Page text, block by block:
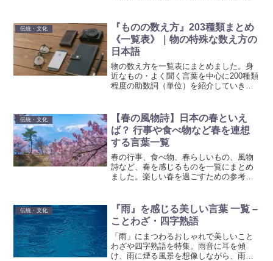
伝統・文化
『ものの数え方』203種類まとめ
《一覧表》｜物の特殊な数え方の
日本語
物の数え方を一覧表にまとめました。身
近なもの・よく聞く言葉を中心に200種類
程度の助数詞（単位）を紹介していきま
（じょすうし）と言います。
伝統・文化
【春の風物詩】日本の春といえ
ば？ 行事や食べ物など春を連想
する言葉一覧
春の行事、食べ物、春らしいもの、風物
詩など、春を感じるものを一覧にまとめ
ました。楽しい春を過ごすための参考に
伝統・文化
『雨』を感じる美しい言葉 一覧 –
ことわざ・四字熟語
「雨」にまつわるおしゃれで美しいこと
わざや四字熟語を特集。雨音に耳を傾
け、雨に煙る風景を想像しながら、雨の